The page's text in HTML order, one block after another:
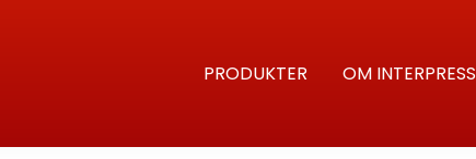
PRODUKTER OM INTERPRESS